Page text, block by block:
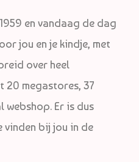
en vandaag de dag
jou en je kindje, met
over heel
20 megastores, 37
webshop. Er is dus
vinden bij jou in de